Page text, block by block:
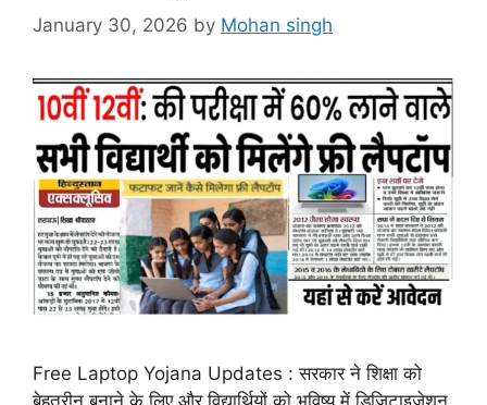
January 30, 2026 by Mohan singh
Free Laptop Yojana Updates : सरकार ने शिक्षा को
बेहतरीन बनाने के लिए और विद्यार्थियों को भविष्य में डिजिटाइजेशन